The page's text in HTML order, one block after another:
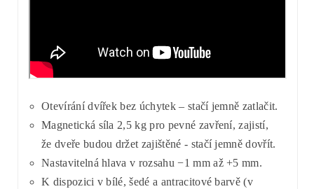
Otevírání dvířek bez úchytek – stačí jemně zatlačit.
Magnetická síla 2,5 kg pro pevné zavření, zajistí,
že dveře budou držet zajištěné - stačí jemně dovřít.
Nastavitelná hlava v rozsahu −1 mm až +5 mm.
K dispozici v bílé, šedé a antracitové barvě (v